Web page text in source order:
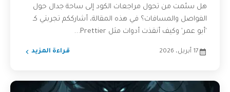
هل سئمت من تحول مراجعات الكود إلى ساحة جدال حول
الفواصل والمسافات؟ في هذه المقالة، أشارككم تجربتي كـ
'أبو عمر' وكيف أنقذت أدوات مثل Prettier...
17 أبريل، 2026 قراءة المزيد